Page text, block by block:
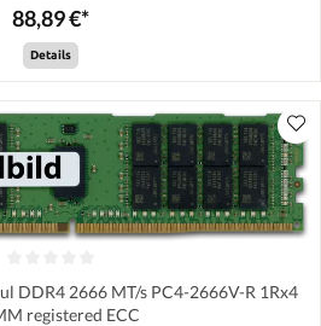
88,89 €*
Details
DDR4 2666 MT/s PC4-2666V-R 1Rx4
registered ECC